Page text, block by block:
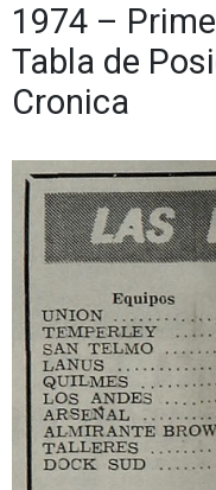
1974 –
Tabla de
Cronica